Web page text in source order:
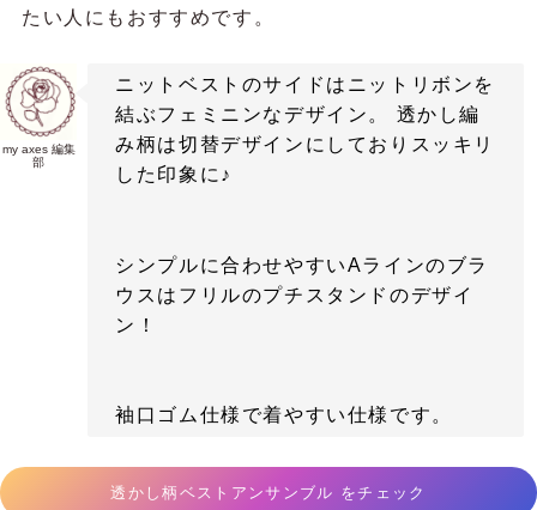
たい人にもおすすめです。
my axes 編集
部
ニットベストのサイドはニットリボンを
結ぶフェミニンなデザイン。 透かし編
み柄は切替デザインにしておりスッキリ
した印象に♪
シンプルに合わせやすいAラインのブラ
ウスはフリルのプチスタンドのデザイ
ン！
袖口ゴム仕様で着やすい仕様です。
透かし柄ベストアンサンブル をチェック